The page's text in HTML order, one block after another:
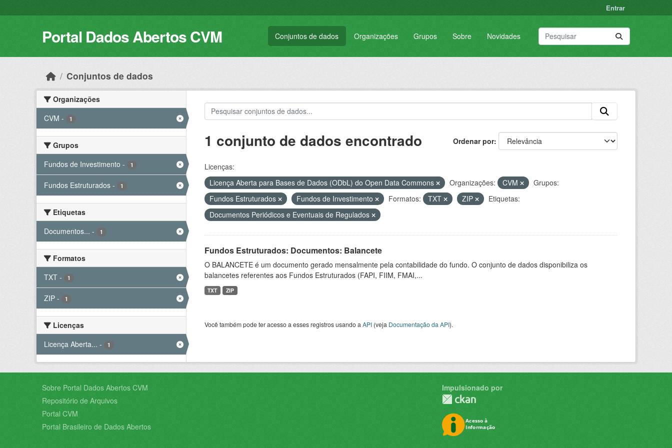
Entrar
Portal Dados Abertos CVM Conjuntos de dados Organizações Grupos Sobre Novidades
Conjuntos de dados
Organizações
CVM - 1
Grupos
Fundos de Investimento - 1
Fundos Estruturados - 1
Etiquetas
Documentos... - 1
Formatos
TXT - 1
ZIP - 1
Licenças
Licença Aberta... - 1
Ordenar por
1 conjunto de dados encontrado
Licenças:
Licença Aberta para Bases de Dados (ODbL) do Open Data Commons
Organizações: CVM
Grupos:
Fundos Estruturados
Fundos de Investimento Formatos: TXT ZIP
Etiquetas:
Documentos Periódicos e Eventuais de Regulados
Fundos Estruturados: Documentos: Balancete
O BALANCETE é um documento gerado mensalmente pela contabilidade do fundo. O conjunto de dados disponibiliza os
balancetes referentes aos Fundos Estruturados (FAPI, FIIM, FMAI,...
TXT ZIP
Você também pode ter acesso a esses registros usando a API(veja Documentação da API).
Sobre Portal Dados Abertos CVM
Repositório de Arquivos
Portal CVM
Portal Brasileiro de Dados Abertos
Impulsionado por